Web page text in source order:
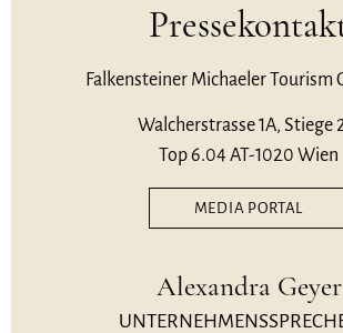
Falkensteiner Michaeler Tourism
Walcherstrasse 1A, Stiege
Top 6.04 AT-1020 Wien
MEDIA PORTAL
Alexandra Geyer